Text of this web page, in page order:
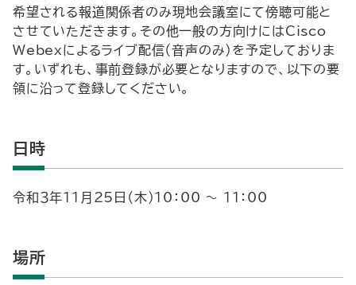
希望される報道関係者のみ現地会議室にて傍聴可能と
させていただきます。その他一般の方向けにはCisco
Webexによるライブ配信（音声のみ）を予定しておりま
す。いずれも、事前登録が必要となりますので、以下の要
領に沿って登録してください。
日時
令和３年11月25日（木）10：00 ～ 11：00
場所